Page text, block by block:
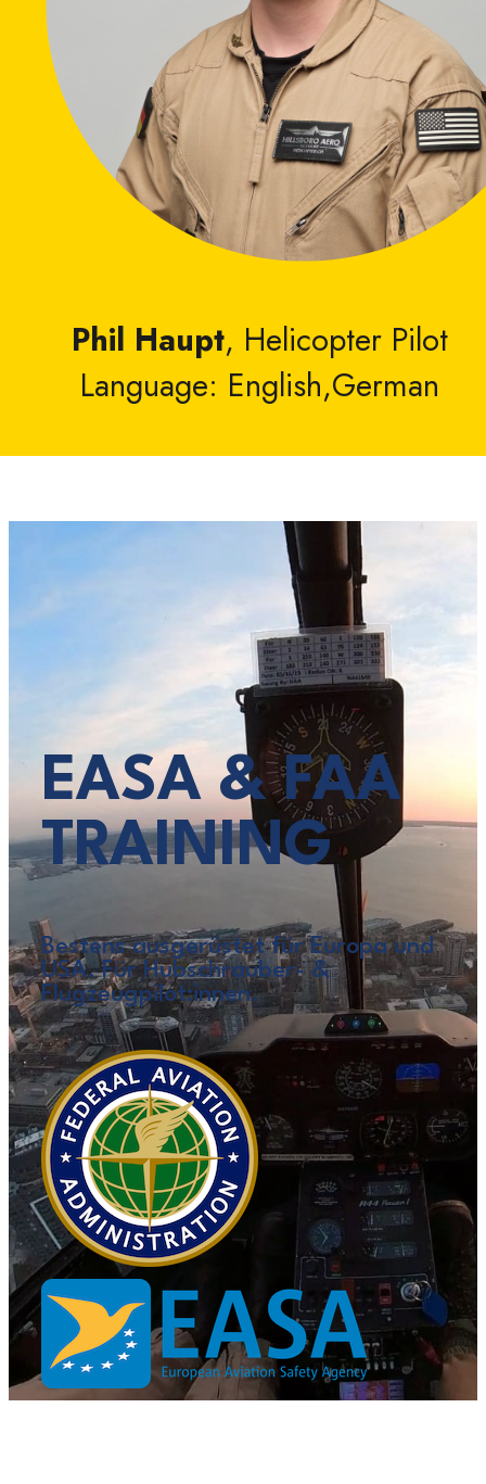
Phil Haupt, Helicopter Pilot
Language: English,German
EASA & FAA
TRAINING
Bestens ausgerüstet für Europa und
USA. Für Hubschrauber- &
Flugzeugpilot:innen.